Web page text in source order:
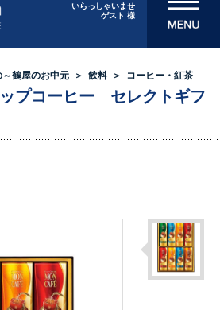
いらっしゃいませ
ゲスト 様
～鶴屋のお中元 飲料 コーヒー・紅茶
プコーヒー セレクトギフ